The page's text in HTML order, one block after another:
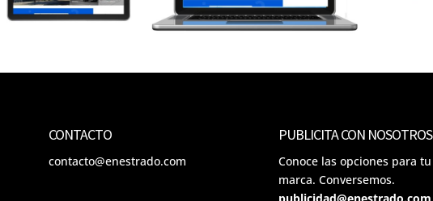
CONTACTO
contacto@enestrado.com
PUBLICITA CON NOSOTROS
Conoce las opciones para tu
marca. Conversemos.
publicidad@enestrado.com